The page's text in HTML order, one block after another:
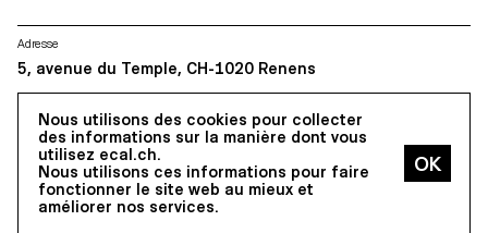
Nous utilisons des cookies pour collecter
des informations sur la manière dont vous
utilisez ecal.ch.
Nous utilisons ces informations pour faire
fonctionner le site web au mieux et
améliorer nos services.
Adresse
5, avenue du Temple, CH-1020 Renens
Tous droits réservés @2026
Contact Impressum Hub Presse